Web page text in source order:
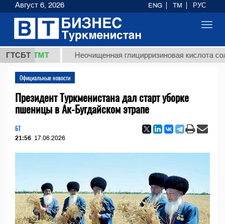
ГТСБТ
ТМТ Неочищенная глицирризиновая кислота
Официальные новости
Президент Туркменистана дал старт уборке
пшеницы в Ак-Бугдайском этрапе
БТ
21:56 17.06.2026
Август 6, 2026 ENG TM РУС